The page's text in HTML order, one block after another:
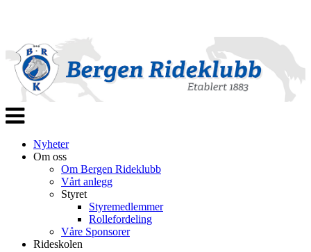
Veksle
navigasjon
Nyheter
Om oss
Om Bergen Rideklubb
Vårt anlegg
Styret
Styremedlemmer
Rollefordeling
Våre Sponsorer
Rideskolen